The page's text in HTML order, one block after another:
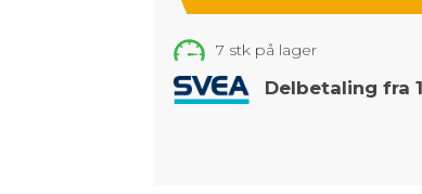
7 stk på lager
Delbetaling fra